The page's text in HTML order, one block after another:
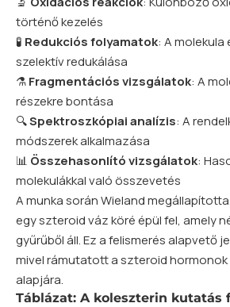
történő kezelés
🧪 Redukciós folyamatok: A molekula
szelektív redukálása
⚗️Fragmentációs vizsgálatok: A
részekre bontása
🔍Spektroszkópiai analízis: A
módszerek alkalmazása
📊 Összehasonlító vizsgálatok:
molekulákkal való összevetés
A munka során Wieland
egy szteroid váz köré épül fel, amely
gyűrűből áll. Ez a felismerés alapvető
mivel rámutatott a szteroid
alapjára.
Táblázat: A koleszterin kutatás